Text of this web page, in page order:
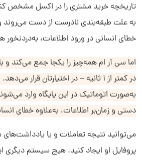
تاریخچه خرید مشتری را در اکسل مشخص
به علت طبقه‌بندی نادرست از دست می‌روند
خطای انسانی در ورود اطلاعات، به‌دردنخور
اما سی آر ام همه‌چیز را یکجا جمع می‌کند
در کمتر از 1 ثانیه – در اختیارتان قرار
به‌صورت اتوماتیک در این پایگاه وارد
دستی و زمان‌بر اطلاعات، به‌علاوه خطای
می‌توانید نتیجه تعاملات و یا یادداشت‌های
پروفایل او ایجاد کنید. هیچ سیستم دیگری